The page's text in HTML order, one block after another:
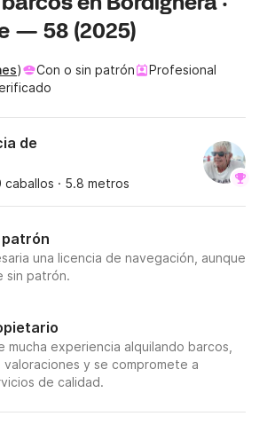
— 58 (2025)
) Con o sin patrón
Profesional
de
caballos · 5.8 metros
patrón
una licencia de navegación, aunque
sin patrón.
mucha experiencia alquilando barcos,
y se compromete a
de calidad.